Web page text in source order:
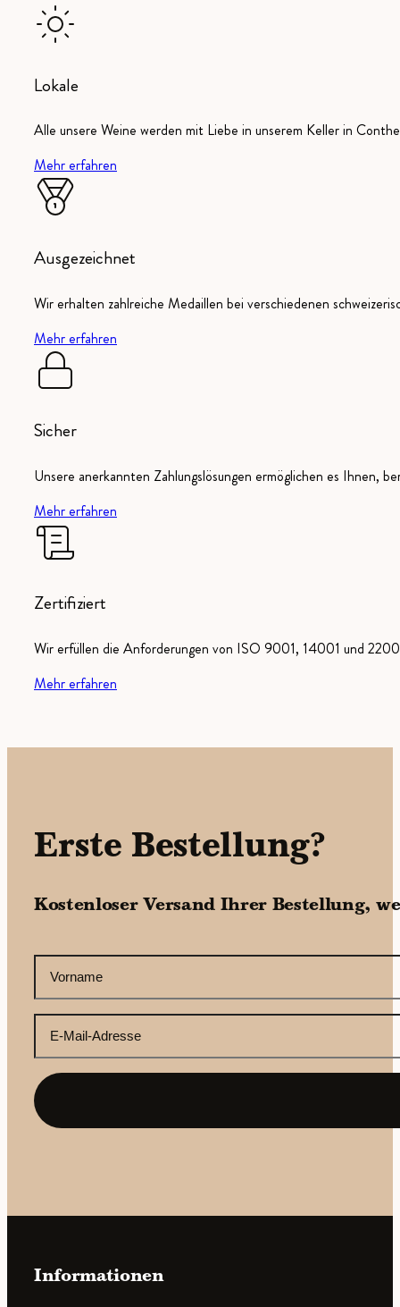
Lokale
Alle unsere Weine werden mit Liebe in unserem Keller in
Mehr erfahren
Ausgezeichnet
Wir erhalten zahlreiche Medaillen bei verschiedenen
Mehr erfahren
Sicher
Unsere anerkannten Zahlungslösungen ermöglichen es Ihnen,
Mehr erfahren
Zertifiziert
Wir erfüllen die Anforderungen von ISO 9001, 14001 und
Mehr erfahren
Erste Bestellung?
Kostenloser Versand Ihrer Bestellung,
Vorname
Mail-
Adresse
Informationen